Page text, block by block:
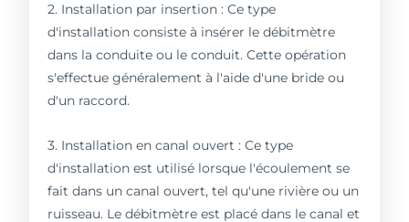
2. Installation par insertion : Ce type
d'installation consiste à insérer le débitmètre
dans la conduite ou le conduit. Cette opération
s'effectue généralement à l'aide d'une bride ou
d'un raccord.
3. Installation en canal ouvert : Ce type
d'installation est utilisé lorsque l'écoulement se
fait dans un canal ouvert, tel qu'une rivière ou un
ruisseau. Le débitmètre est placé dans le canal et